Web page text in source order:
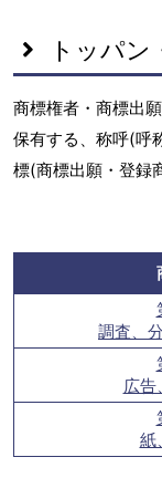
トッパン
商標権者・商標出
保有する、称呼(呼
標(商標出願・登録
調査、
広告
紙